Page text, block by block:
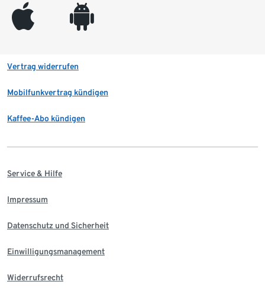
appleinc android
Vertrag widerrufen
Mobilfunkvertrag kündigen
Kaffee-Abo kündigen
Service & Hilfe
Impressum
Datenschutz und Sicherheit
Einwilligungsmanagement
Widerrufsrecht